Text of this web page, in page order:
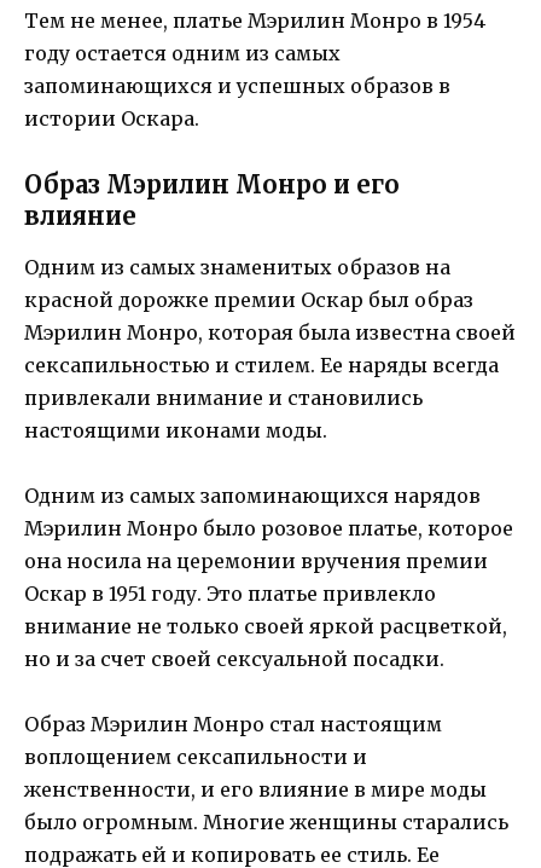
Тем не менее, платье Мэрилин Монро в 1954
году остается одним из самых
запоминающихся и успешных образов в
истории Оскара.
Образ Мэрилин Монро и его
влияние
Одним из самых знаменитых образов на
красной дорожке премии Оскар был образ
Мэрилин Монро, которая была известна своей
сексапильностью и стилем. Ее наряды всегда
привлекали внимание и становились
настоящими иконами моды.
Одним из самых запоминающихся нарядов
Мэрилин Монро было розовое платье, которое
она носила на церемонии вручения премии
Оскар в 1951 году. Это платье привлекло
внимание не только своей яркой расцветкой,
но и за счет своей сексуальной посадки.
Образ Мэрилин Монро стал настоящим
воплощением сексапильности и
женственности, и его влияние в мире моды
было огромным. Многие женщины старались
подражать ей и копировать ее стиль. Ее